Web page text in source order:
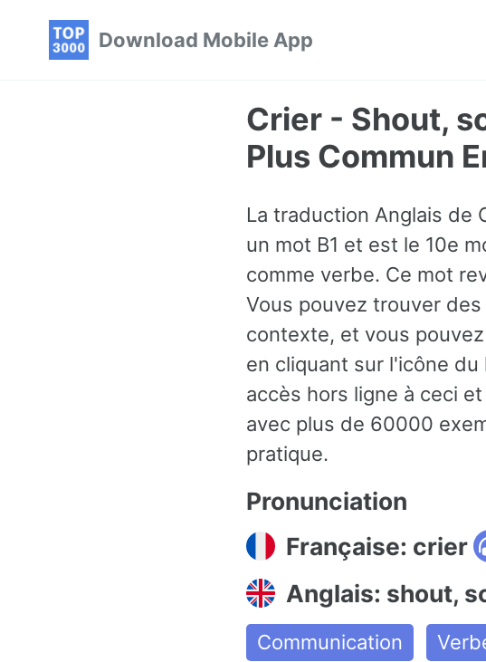
Download Mobile App
Crier - Shout,
Plus Commun
La traduction Anglais de
un mot B1 et est le 10e
comme verbe. Ce mot
Vous pouvez trouver
contexte, et vous
en cliquant sur l'icône
accès hors ligne à ceci
avec plus de 60000
pratique.
Pronunciation
Française: crier
Anglais: shout,
Communication